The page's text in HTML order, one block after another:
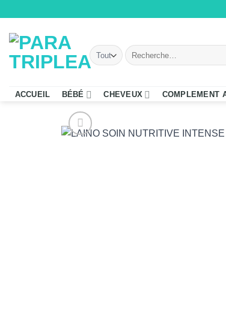
contenu
Recherche
pour :
ACCUEIL BÉBÉ CHEVEUX COMPLEMENT